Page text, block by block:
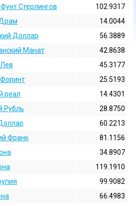
Стерлингов
102.9317
14.0044
Доллар
56.3889
Манат
42.8638
45.3177
Форинт
25.5193
реал
14.4301
Рубль
28.8750
60.2213
Франк
81.1156
34.8907
119.1910
99.9082
66.4983